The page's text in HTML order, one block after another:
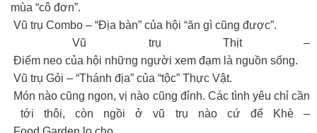
mùa “cô đơn”.
Vũ trụ Combo – “Địa bàn” của hội “ăn gì cũng được”.
Vũ trụ Thịt –
Điểm neo của hội những người xem đạm là nguồn sống.
Vũ trụ Gỏi – “Thánh địa” của “tộc” Thực Vật.
Món nào cũng ngon, vị nào cũng đỉnh. Các tình yêu chỉ cần
tới thôi, còn ngồi ở vũ trụ nào cứ để Khè –